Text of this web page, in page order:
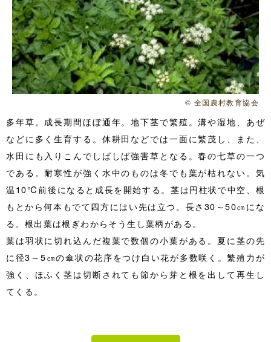
© 全国農村教育協会
多年草。成長期間ほぼ通年。地下茎で繁殖。溝や湿地、あぜ
などに多く生育する。休耕田などでは一面に繁茂し、また、
水田にも入りこんでしばしば強害草となる。春の七草の一つ
である。耐寒性が強く水中のものは冬でも葉が枯れない。気
温10℃前後になると成長を開始する。茎は円柱状で中空、根
もとから何本もでて四方にはい先は立つ。長さ30～50㎝にな
る。根出葉は根ぎわからそう生し葉柄がある。
葉は羽状に切れ込んだ複葉で数個の小葉がある。夏に茎の先
に径3～5㎝の傘状の花序をつけ白い花が多数咲く。繁殖力が
強く、ほふく茎は切断されても節から芽と根を出して再生し
てくる。